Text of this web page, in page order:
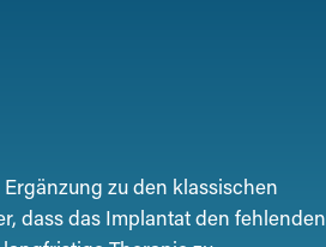
zu den klassischen
dass das Implantat den fehlenden